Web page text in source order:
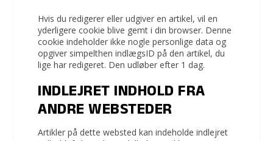
Hvis du redigerer eller udgiver en artikel, vil en
yderligere cookie blive gemt i din browser. Denne
cookie indeholder ikke nogle personlige data og
opgiver simpelthen indlægsID på den artikel, du
lige har redigeret. Den udløber efter 1 dag.
INDLEJRET INDHOLD FRA
ANDRE WEBSTEDER
Artikler på dette websted kan indeholde indlejret